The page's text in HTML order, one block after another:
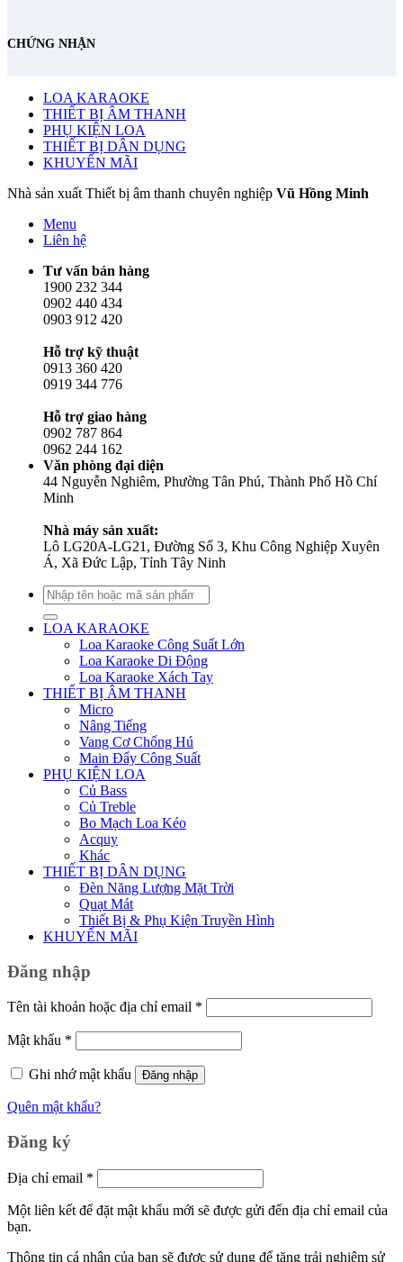
CHỨNG NHẬN
LOA KARAOKE
THIẾT BỊ ÂM THANH
PHỤ KIỆN LOA
THIẾT BỊ DÂN DỤNG
KHUYẾN MÃI
Nhà sản xuất Thiết bị âm thanh chuyên nghiệp Vũ Hồng Minh
Menu
Liên hệ
Tư vấn bán hàng
1900 232 344
0902 440 434
0903 912 420
Hỗ trợ kỹ thuật
0913 360 420
0919 344 776
Hỗ trợ giao hàng
0902 787 864
0962 244 162
Văn phòng đại diện
44 Nguyễn Nghiêm, Phường Tân Phú, Thành Phố Hồ Chí
Minh
Nhà máy sản xuất:
Lô LG20A-LG21, Đường Số 3, Khu Công Nghiệp Xuyên
Á, Xã Đức Lập, Tỉnh Tây Ninh
Tìm
kiếm:
LOA KARAOKE
Loa Karaoke Công Suất Lớn
Loa Karaoke Di Động
Loa Karaoke Xách Tay
THIẾT BỊ ÂM THANH
Micro
Nâng Tiếng
Vang Cơ Chống Hú
Main Đẩy Công Suất
PHỤ KIỆN LOA
Củ Bass
Củ Treble
Bo Mạch Loa Kéo
Acquy
Khác
THIẾT BỊ DÂN DỤNG
Đèn Năng Lượng Mặt Trời
Quạt Mát
Thiết Bị & Phụ Kiện Truyền Hình
KHUYẾN MÃI
Đăng nhập
Tên tài khoản hoặc địa chỉ email *
buộc
Mật khẩu *
buộc
Ghi nhớ mật khẩu
Đăng nhập
Quên mật khẩu?
Đăng ký
Địa chỉ email *
buộc
Một liên kết để đặt mật khẩu mới sẽ được gửi đến địa chỉ email của
bạn.
Thông tin cá nhân của bạn sẽ được sử dụng để tăng trải nghiệm sử